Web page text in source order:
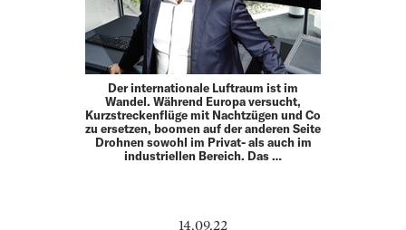
Der internationale Luftraum ist im
Wandel. Während Europa versucht,
Kurzstreckenflüge mit Nachtzügen und Co
zu ersetzen, boomen auf der anderen Seite
Drohnen sowohl im Privat- als auch im
industriellen Bereich. Das …
14.09.22